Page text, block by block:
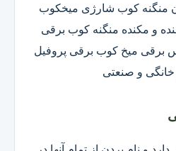
منگنه کوب شارژی میخکوب
و مکنده منگنه کوب برقی
برقی میخ کوب برقی پروفیل
خانگی و صنعتی